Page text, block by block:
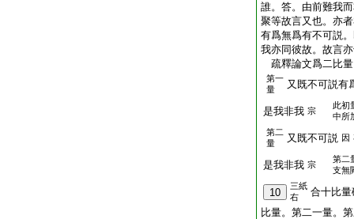
誰。答。由前難我
聚等故言又也。亦
有爲無爲有不可説
我亦同彼故。故言
疏釋論文爲二比量
第一
量
又既不可説有
是我非我 宗
此初
中所
第二
量
又既不可説 因
是我非我 宗
第二
支無
10
三紙
右
合十比量
比量。第二一量。